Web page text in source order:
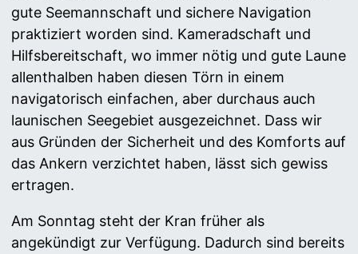
gute Seemannschaft und sichere Navigation
praktiziert worden sind. Kameradschaft und
Hilfsbereitschaft, wo immer nötig und gute Laune
allenthalben haben diesen Törn in einem
navigatorisch einfachen, aber durchaus auch
launischen Seegebiet ausgezeichnet. Dass wir
aus Gründen der Sicherheit und des Komforts auf
das Ankern verzichtet haben, lässt sich gewiss
ertragen.
Am Sonntag steht der Kran früher als
angekündigt zur Verfügung. Dadurch sind bereits